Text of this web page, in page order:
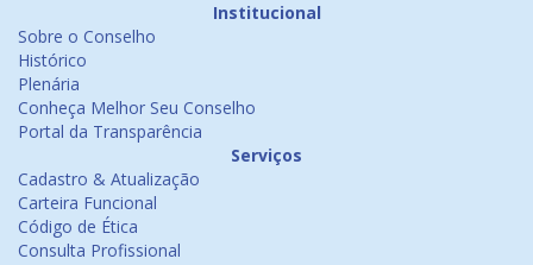
Institucional
Sobre o Conselho
Histórico
Plenária
Conheça Melhor Seu Conselho
Portal da Transparência
Serviços
Cadastro & Atualização
Carteira Funcional
Código de Ética
Consulta Profissional